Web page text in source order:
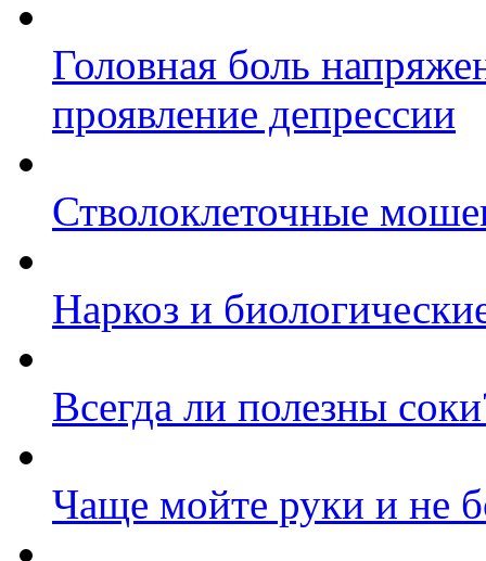
Головная боль
проявление депрессии
Стволоклеточные
Наркоз и
Всегда ли полезны
Чаще мойте руки и не